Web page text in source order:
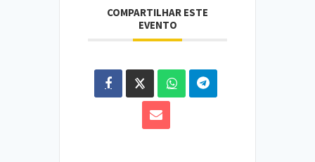
COMPARTILHAR ESTE
EVENTO